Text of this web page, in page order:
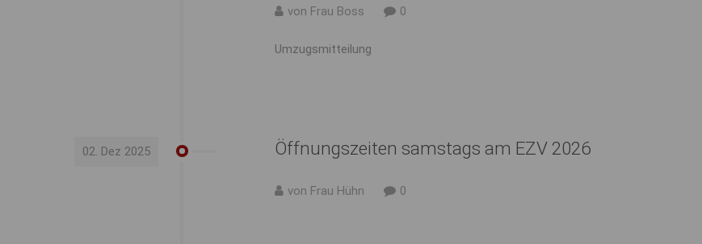
von Frau Boss 0
Umzugsmitteilung
02. Dez 2025 Öffnungszeiten samstags am EZV 2026
von Frau Hühn 0